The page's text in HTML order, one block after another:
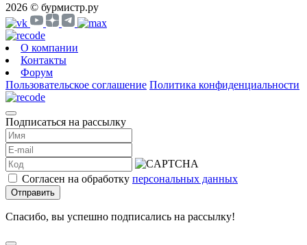
2026 © бурмистр.ру
О компании
Контакты
Форум
Пользовательское соглашение Политика конфиденциальности
Подписаться на рассылку
Согласен на обработку персональных данных
Отправить
Спасибо, вы успешно подписались на рассылку!